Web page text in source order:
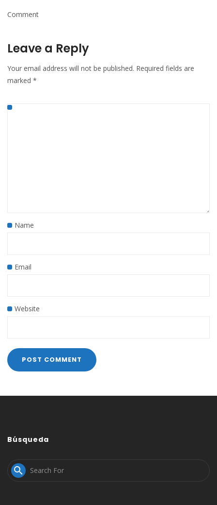
Comment
Leave a Reply
Your email address will not be published. Required fields are
marked *
Name
Email
Website
Búsqueda
